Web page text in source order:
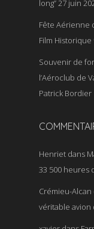
long”27 juin
Fête Aérienne
Film Historique
Souvenir de
l’Aéroclub de
Patrick Bordier
Henriet dans
33 500 heures
Crémieu-Alcan
véritable avion